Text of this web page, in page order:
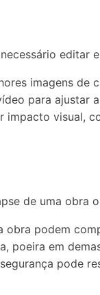
editar
imagens de
para ajustar
impacto visual,
de uma obra
obra podem
poeira em
pode